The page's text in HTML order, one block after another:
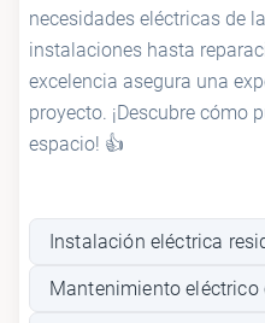
necesidades eléctricas de
instalaciones hasta
excelencia asegura una
proyecto. ¡Descubre cómo
espacio! 👍
Instalación eléctrica
Mantenimiento eléctrico